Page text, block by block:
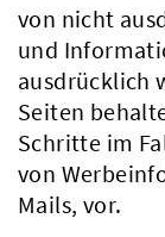
von nicht
und
ausdrücklich
Seiten
Schritte im
von
Mails, vor.